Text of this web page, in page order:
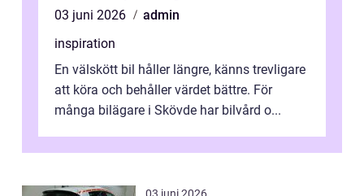
03 juni 2026
admin
inspiration
En välskött bil håller längre, känns trevligare
att köra och behåller värdet bättre. För
många bilägare i Skövde har bilvård o...